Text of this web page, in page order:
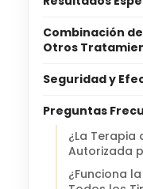
Combinación
Otros
Seguridad y
Preguntas
¿La Terapia
Autorizada
¿Funciona